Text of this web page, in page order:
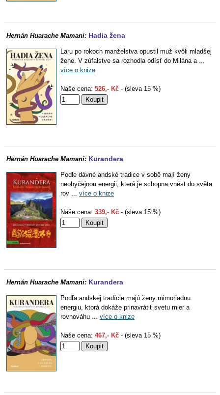
Hernán Huarache Mamani: Hadia žena
Laru po rokoch manželstva opustil muž kvôli mladšej
žene. V zúfalstve sa rozhodla odísť do Milána a ...
více o knize
Naše cena: 526,- Kč - (sleva 15 %)
Hernán Huarache Mamani: Kurandera
Podle dávné andské tradice v sobě mají ženy
neobyčejnou energii, která je schopna vnést do světa
rov ... více o knize
Naše cena: 339,- Kč - (sleva 15 %)
Hernán Huarache Mamani: Kurandera
Podľa andskej tradície majú ženy mimoriadnu
energiu, ktorá dokáže prinavrátiť svetu mier a
rovnováhu ... více o knize
Naše cena: 467,- Kč - (sleva 15 %)